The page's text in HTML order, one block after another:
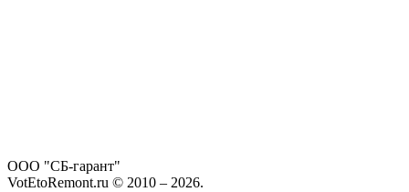
ООО "СБ-гарант"
VotEtoRemont.ru © 2010 – 2026.